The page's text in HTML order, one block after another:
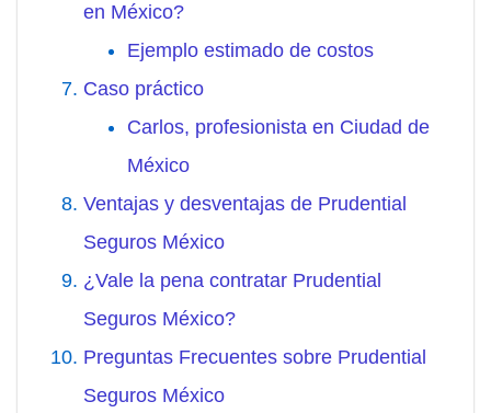
en México?
Ejemplo estimado de costos
Caso práctico
Carlos, profesionista en Ciudad de
México
Ventajas y desventajas de Prudential
Seguros México
¿Vale la pena contratar Prudential
Seguros México?
Preguntas Frecuentes sobre Prudential
Seguros México